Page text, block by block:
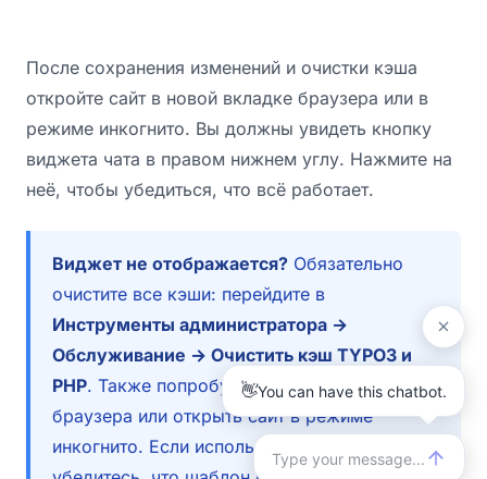
После сохранения изменений и очистки кэша
откройте сайт в новой вкладке браузера или в
режиме инкогнито. Вы должны увидеть кнопку
виджета чата в правом нижнем углу. Нажмите на
неё, чтобы убедиться, что всё работает.
Виджет не отображается? Обязательно
очистите все кэши: перейдите в
Инструменты администратора →
Обслуживание → Очистить кэш TYPO3 и
PHP. Также попробуйте очистить кэш
браузера или открыть сайт в режиме
инкогнито. Если используется TypoScript,